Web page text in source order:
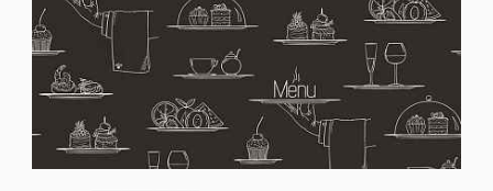
Москва (сменить город)
Заказать обратный звонок